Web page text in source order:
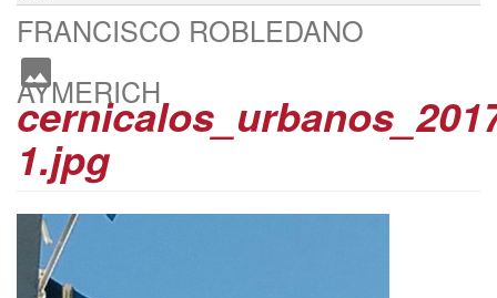
FRANCISCO ROBLEDANO
AYMERICH
1.jpg